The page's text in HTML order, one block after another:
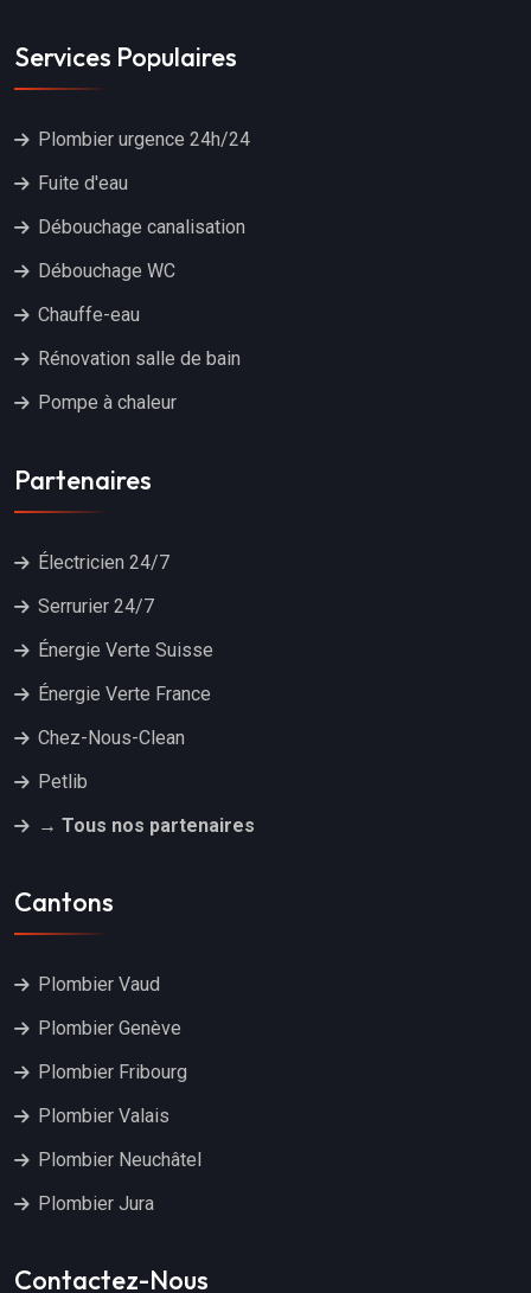
Services Populaires
Plombier urgence 24h/24
Fuite d'eau
Débouchage canalisation
Débouchage WC
Chauffe-eau
Rénovation salle de bain
Pompe à chaleur
Partenaires
Électricien 24/7
Serrurier 24/7
Énergie Verte Suisse
Énergie Verte France
Chez-Nous-Clean
Petlib
→ Tous nos partenaires
Cantons
Plombier Vaud
Plombier Genève
Plombier Fribourg
Plombier Valais
Plombier Neuchâtel
Plombier Jura
Contactez-Nous